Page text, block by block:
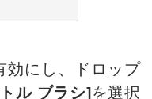
変換する5つの方法
効にし、ドロップ
ル ブラシ]を選択